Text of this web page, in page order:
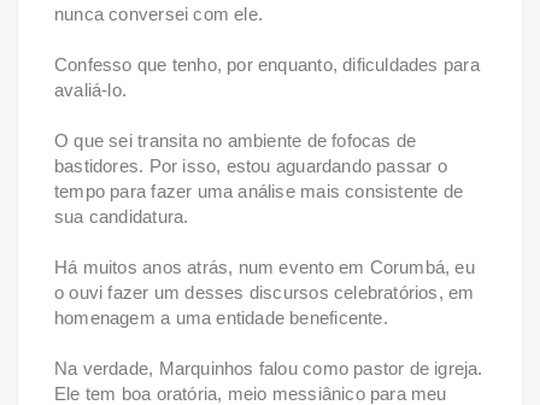
nunca conversei com ele.
Confesso que tenho, por enquanto, dificuldades para
avaliá-lo.
O que sei transita no ambiente de fofocas de
bastidores. Por isso, estou aguardando passar o
tempo para fazer uma análise mais consistente de
sua candidatura.
Há muitos anos atrás, num evento em Corumbá, eu
o ouvi fazer um desses discursos celebratórios, em
homenagem a uma entidade beneficente.
Na verdade, Marquinhos falou como pastor de igreja.
Ele tem boa oratória, meio messiânico para meu